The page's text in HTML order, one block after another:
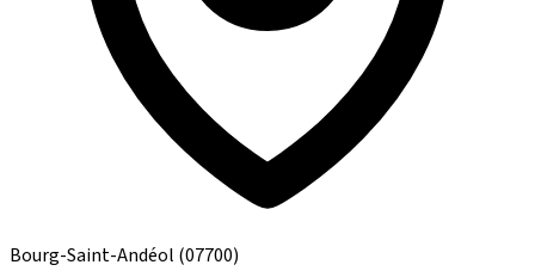
Bourg-Saint-Andéol (07700)